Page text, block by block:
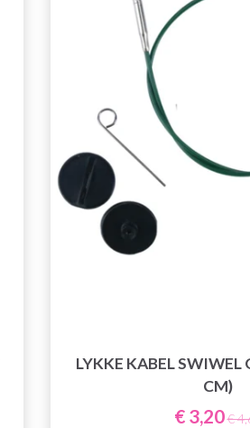
LYKKE KABEL SWIWEL
CM)
€ 3,20€